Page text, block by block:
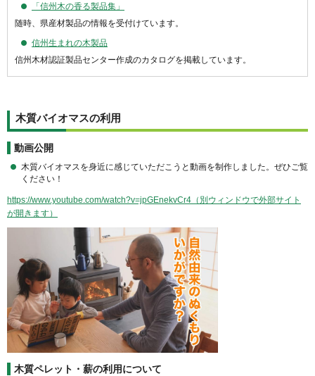
「信州木の香る製品集」
随時、県産材製品の情報を受付けています。
信州生まれの木製品
信州木材認証製品センター作成のカタログを掲載しています。
木質バイオマスの利用
動画公開
木質バイオマスを身近に感じていただこうと動画を制作しました。ぜひご覧
ください！
https://www.youtube.com/watch?v=jpGEnekvCr4（別ウィンドウで外部サイト
が開きます）
木質ペレット・薪の利用について